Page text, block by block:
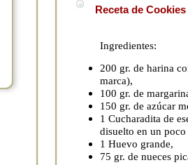
Receta de
Ingredientes:
200 gr. de harina
marca),
100 gr. de
150 gr. de azúcar
1 Cucharadita de
disuelto en un poco
1 Huevo grande,
75 gr. de nueces